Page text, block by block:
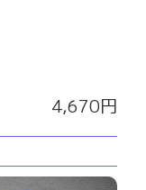
4,670円